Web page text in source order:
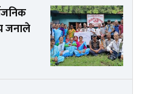
जनाले